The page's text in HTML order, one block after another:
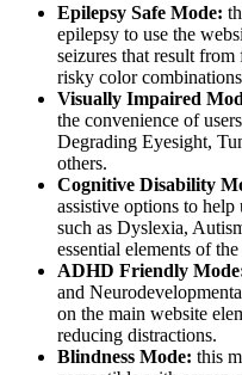
Epilepsy Safe Mode:
epilepsy to use the
seizures that result
risky color
Visually Impaired
the convenience of
Degrading Eyesight,
others.
Cognitive Disability
assistive options to
such as Dyslexia,
essential elements of
ADHD Friendly
and
on the main website
reducing distractions.
Blindness Mode: this